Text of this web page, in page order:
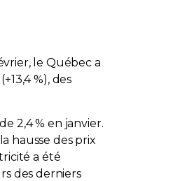
le Québec a
%), des
2,4 % en janvier.
hausse des prix
a été
des derniers